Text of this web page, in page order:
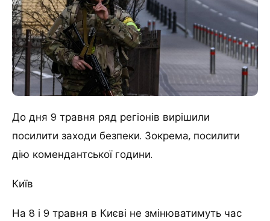
До дня 9 травня ряд регіонів вирішили
посилити заходи безпеки. Зокрема, посилити
дію комендантської години.
Київ
На 8 і 9 травня в Києві не змінюватимуть час